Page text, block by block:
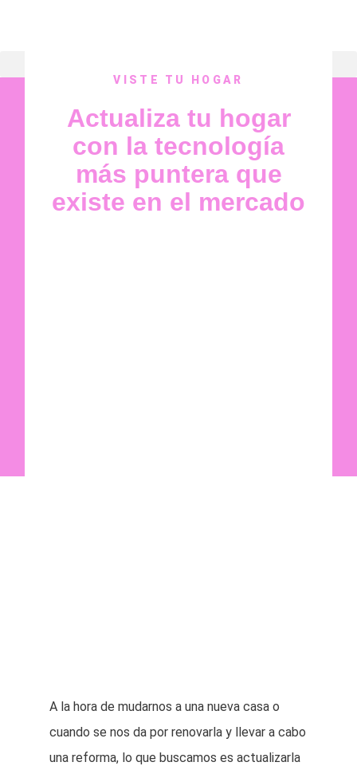
VISTE TU HOGAR
Actualiza tu hogar
con la tecnología
más puntera que
existe en el mercado
A la hora de mudarnos a una nueva casa o
cuando se nos da por renovarla y llevar a cabo
una reforma, lo que buscamos es actualizarla